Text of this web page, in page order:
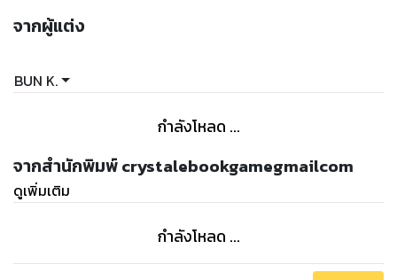
จากผู้แต่ง
BUN K.
กำลังโหลด ...
จากสำนักพิมพ์ crystalebookgamegmailcom
ดูเพิ่มเติม
กำลังโหลด ...